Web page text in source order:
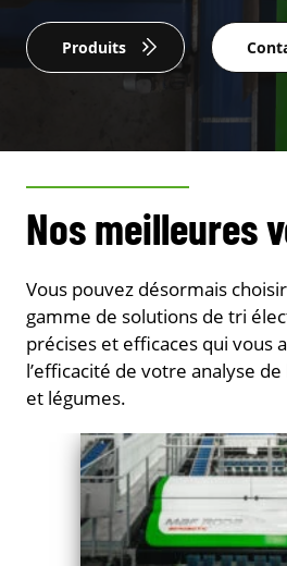
Produits
Nos meilleures
Vous pouvez désormais
gamme de solutions de tri
précises et efficaces qui vous
l’efficacité de votre analyse
et légumes.